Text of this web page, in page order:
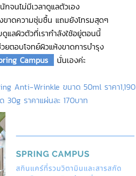
กจนไม่มีเวลาดูแลตัวเอง
ขาดความชุ่มชื้น แถมยังโทรมสุดๆ
ดูแลผิวตัวที่เรากำลังใช้อยู่ตอนนี้
ยตอบโจทย์ผิวแห้งขาดการบำรุง
Campus นั่นเองค่ะ
Anti-Wrinkle ขนาด 50ml ราคา1,190
30g ราคาแผ่นละ 170บาท